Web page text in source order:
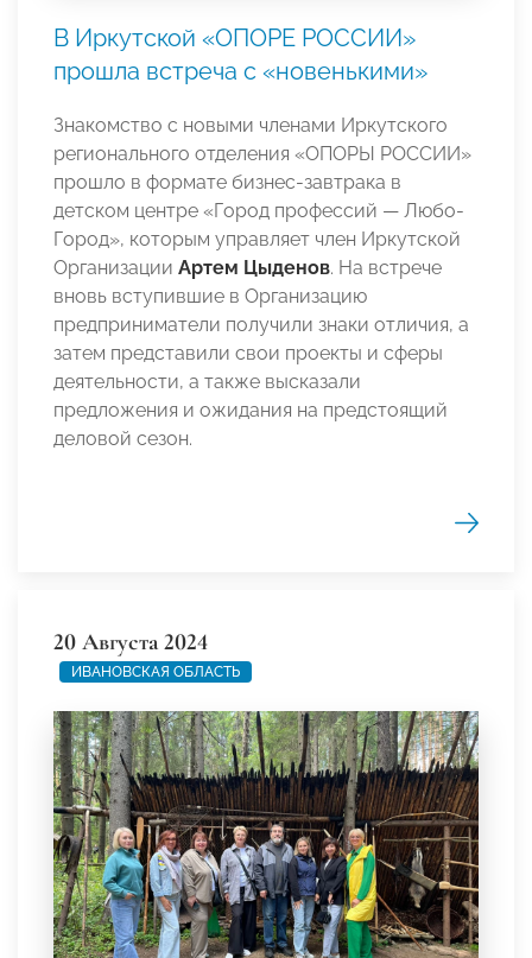
В Иркутской «ОПОРЕ РОССИИ»
прошла встреча с «новенькими»
Знакомство с новыми членами Иркутского
регионального отделения «ОПОРЫ РОССИИ»
прошло в формате бизнес-завтрака в
детском центре «Город профессий — Любо-
Город», которым управляет член Иркутской
Организации Артем Цыденов. На встрече
вновь вступившие в Организацию
предприниматели получили знаки отличия, а
затем представили свои проекты и сферы
деятельности, а также высказали
предложения и ожидания на предстоящий
деловой сезон.
20 Августа 2024
ИВАНОВСКАЯ ОБЛАСТЬ